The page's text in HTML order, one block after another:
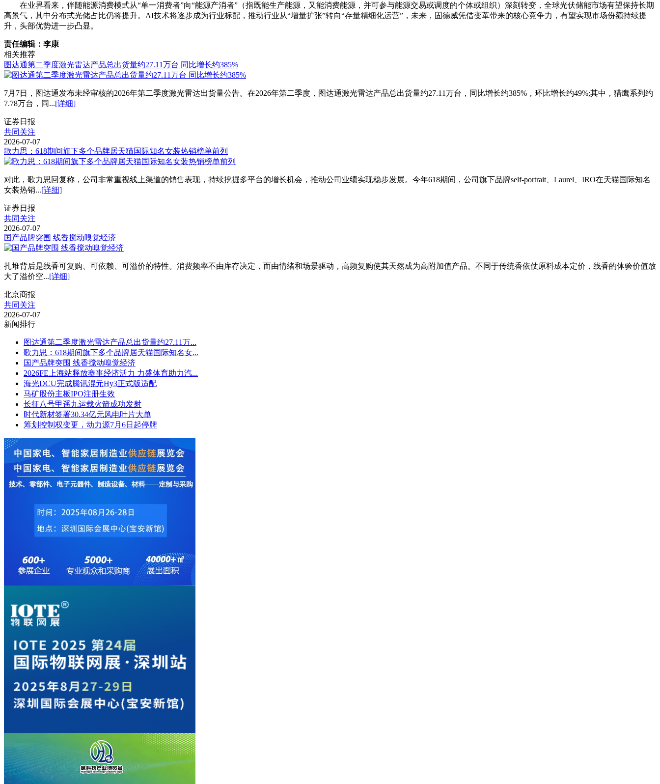
在业界看来，伴随能源消费模式从“单一消费者”向“能源产消者”（指既能生产能源，又能消费能源，并可参与能源交易或调度的个体或组织）深刻转变，全球光伏储能市场有望保持长期
高景气，其中分布式光储占比仍将提升。AI技术将逐步成为行业标配，推动行业从“增量扩张”转向“存量精细化运营”，未来，固德威凭借变革带来的核心竞争力，有望实现市场份额持续提
升，头部优势进一步凸显。
责任编辑：李康
相关推荐
图达通第二季度激光雷达产品总出货量约27.11万台 同比增长约385%
7月7日，图达通发布未经审核的2026年第二季度激光雷达出货量公告。在2026年第二季度，图达通激光雷达产品总出货量约27.11万台，同比增长约385%，环比增长约49%;其中，猎鹰系列约
7.78万台，同...[详细]
证券日报
共同关注
2026-07-07
歌力思：618期间旗下多个品牌居天猫国际知名女装热销榜单前列
对此，歌力思回复称，公司非常重视线上渠道的销售表现，持续挖掘多平台的增长机会，推动公司业绩实现稳步发展。今年618期间，公司旗下品牌self-portrait、Laurel、IRO在天猫国际知名
女装热销...[详细]
证券日报
共同关注
2026-07-07
国产品牌突围 线香搅动嗅觉经济
扎堆背后是线香可复购、可依赖、可溢价的特性。消费频率不由库存决定，而由情绪和场景驱动，高频复购使其天然成为高附加值产品。不同于传统香依仗原料成本定价，线香的体验价值放
大了溢价空...[详细]
北京商报
共同关注
2026-07-07
新闻排行
图达通第二季度激光雷达产品总出货量约27.11万...
歌力思：618期间旗下多个品牌居天猫国际知名女...
国产品牌突围 线香搅动嗅觉经济
2026FE上海站释放赛事经济活力 力盛体育助力汽...
海光DCU完成腾讯混元Hy3正式版适配
马矿股份主板IPO注册生效
长征八号甲遥九运载火箭成功发射
时代新材签署30.34亿元风电叶片大单
筹划控制权变更，动力源7月6日起停牌